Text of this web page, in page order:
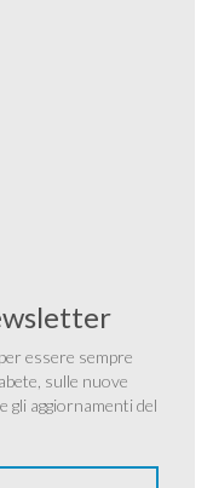
essere sempre
sulle nuove
gli aggiornamenti del